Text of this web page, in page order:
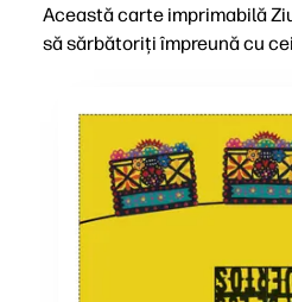
Această carte imprimabilă
să sărbătoriți împreună cu